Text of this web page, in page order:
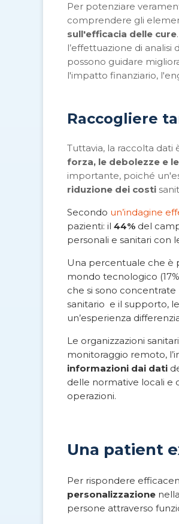
Per potenziare
comprendere gli
sull'efficacia delle cure
l’effettuazione di
possono guidare
l'impatto finanziario,
Raccogliere
Tuttavia, la raccolta dati
forza, le debolezze e
importante, poiché
riduzione dei costi
Secondo un’indagine
pazienti: il 44% del
personali e sanitari con
Una percentuale che è
mondo tecnologico
che si sono concentrate
sanitario e il supporto,
un’esperienza
Le organizzazioni
monitoraggio remoto,
informazioni dai dati
delle normative locali e
operazioni.
Una patient
Per rispondere
personalizzazione
persone attraverso